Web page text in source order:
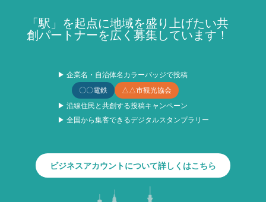
「駅」を起点に地域を盛り上げたい共
創パートナーを広く募集しています！
▶ 企業名・自治体名カラーバッジで投稿
〇〇電鉄
△△市観光協会
▶ 沿線住民と共創する投稿キャンペーン
▶ 全国から集客できるデジタルスタンプラリー
ビジネスアカウントについて詳しくはこちら